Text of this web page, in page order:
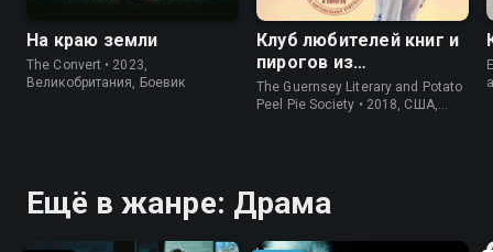
На краю земли
The Convert • 2023,
Великобритания, Боевик
Клуб любителей книг и
пирогов из
картофельных
очистков
The Guernsey Literary and Potato
Peel Pie Society • 2018, США,
Ещё в жанре: Драма